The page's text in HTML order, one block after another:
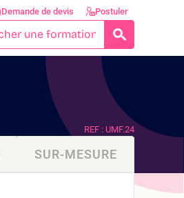
Demande de devis Postuler
REF : UMF.24
SUR-MESURE